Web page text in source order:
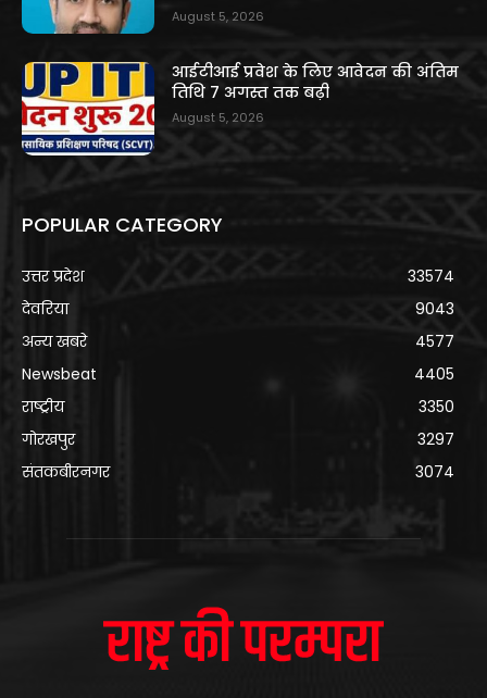
August 5, 2026
आईटीआई प्रवेश के लिए आवेदन की अंतिम
तिथि 7 अगस्त तक बढ़ी
August 5, 2026
POPULAR CATEGORY
उत्तर प्रदेश
33574
देवरिया
9043
अन्य खबरे
4577
Newsbeat
4405
राष्ट्रीय
3350
गोरखपुर
3297
संतकबीरनगर
3074